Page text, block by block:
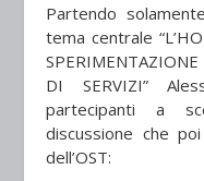
Partendo
tema centrale
DI SERVIZI”
partecipanti a
discussione che
dell’OST: